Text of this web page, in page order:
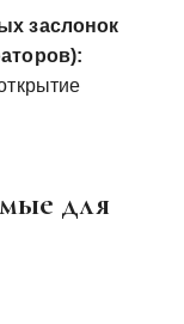
заслонок
для